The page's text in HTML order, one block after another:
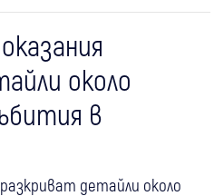
около
в
детайли около